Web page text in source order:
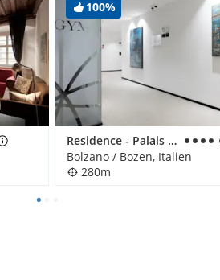
100%
Residence - Palais Hörtenberg
Bolzano / Bozen, Italien
280m